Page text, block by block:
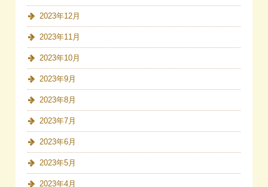
2023年12月
2023年11月
2023年10月
2023年9月
2023年8月
2023年7月
2023年6月
2023年5月
2023年4月